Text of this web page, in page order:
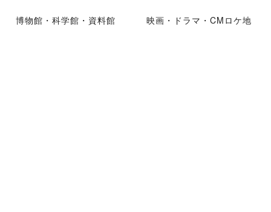
博物館・科学館・資料館 映画・ドラマ・CMロケ地